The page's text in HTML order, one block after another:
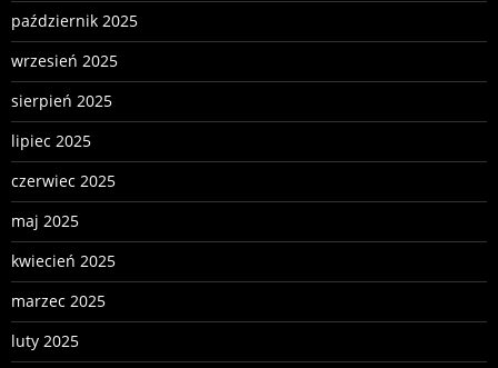
październik 2025
wrzesień 2025
sierpień 2025
lipiec 2025
czerwiec 2025
maj 2025
kwiecień 2025
marzec 2025
luty 2025